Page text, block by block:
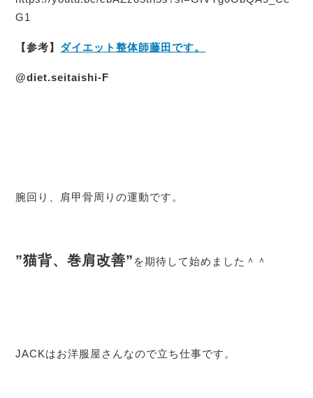
G1
【参考】 ダイエット整体師藤田です。
@diet.seitaishi-F
腕回り、肩甲骨周りの運動です。
”猫背、巻肩改善” を期待して始めました＾＾
JACKはお洋服屋さんなので立ち仕事です。